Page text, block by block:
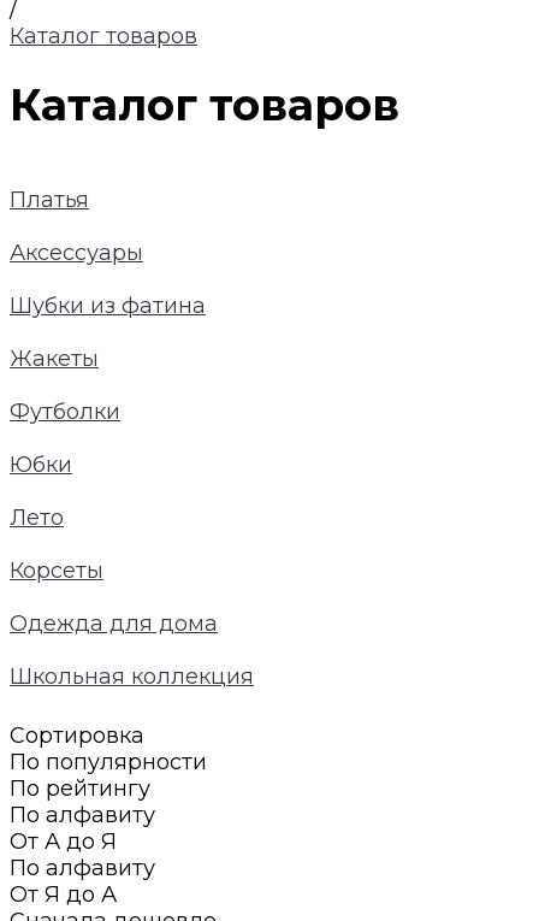
/
Каталог товаров
Каталог товаров
Платья
Аксессуары
Шубки из фатина
Жакеты
Футболки
Юбки
Лето
Корсеты
Одежда для дома
Школьная коллекция
Сортировка
По популярности
По рейтингу
По алфавиту
От А до Я
По алфавиту
От Я до А